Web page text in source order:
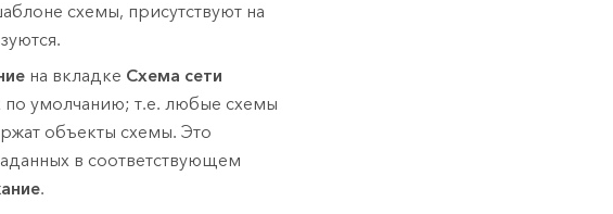
схемы, присутствуют на
на вкладке Схема сети
по умолчанию; т.е. любые схемы
объекты схемы. Это
в соответствующем
.